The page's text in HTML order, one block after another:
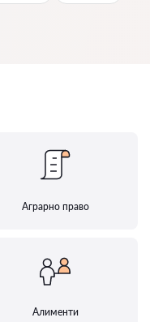
Аграрно право
Алименти